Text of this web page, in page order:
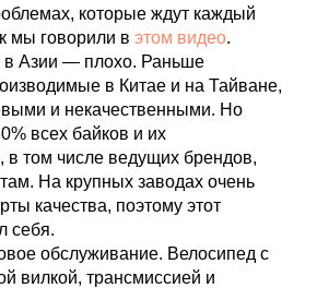
которые ждут каждый
мы говорили в этом видео.
в Азии — плохо. Раньше
в Китае и на Тайване,
и некачественными. Но
всех байков и их
в том числе ведущих брендов,
На крупных заводах очень
качества, поэтому этот
себя.
обслуживание. Велосипед с
вилкой, трансмиссией и